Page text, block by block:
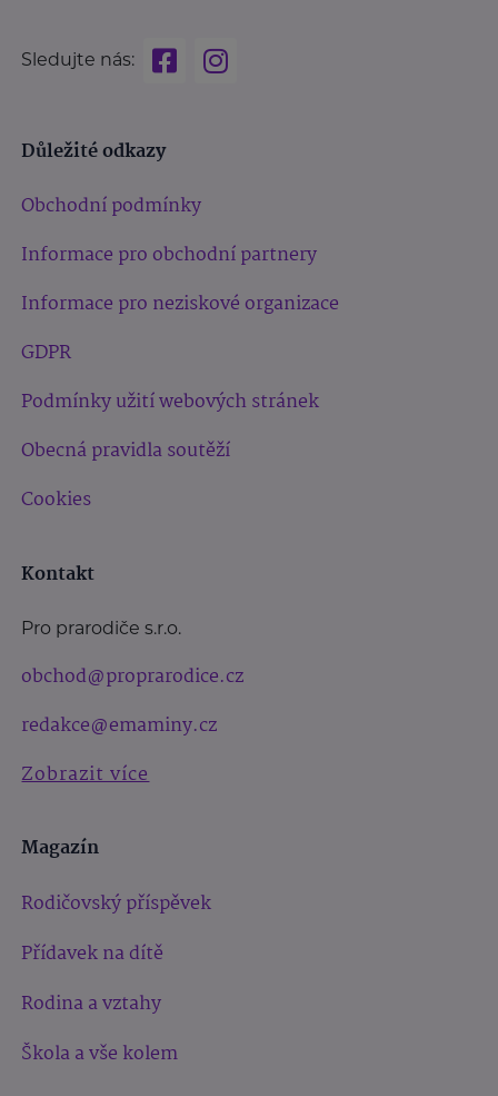
Sledujte nás:
Důležité odkazy
Obchodní podmínky
Informace pro obchodní partnery
Informace pro neziskové organizace
GDPR
Podmínky užití webových stránek
Obecná pravidla soutěží
Cookies
Kontakt
Pro prarodiče s.r.o.
obchod@proprarodice.cz
redakce@emaminy.cz
Zobrazit více
Magazín
Rodičovský příspěvek
Přídavek na dítě
Rodina a vztahy
Škola a vše kolem